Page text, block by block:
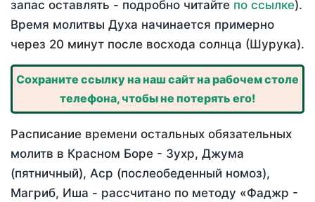
запас оставлять - подробно читайте по ссылке).
Время молитвы Духа начинается примерно
через 20 минут после восхода солнца (Шурука).
Сохраните ссылку на наш сайт на рабочем столе
телефона, чтобы не потерять его!
Расписание времени остальных обязательных
молитв в Красном Боре - Зухр, Джума
(пятничный), Аср (послеобеденный номоз),
Магриб, Иша - рассчитано по методу «Фаджр -